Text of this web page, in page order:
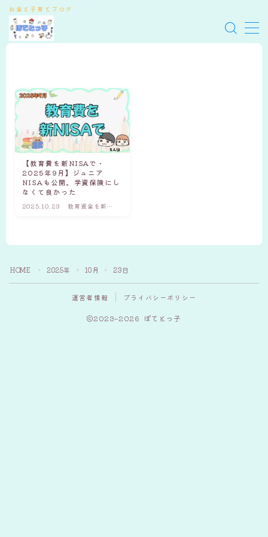
お金と子育てブログ
MENU
お問い合わせ
サイトマップ
【教育費を新NISAで・
2025年9月】ジュニア
NISAも公開。学資保険にし
なくて良かった
2025.10.23
教育資金を新
HOME ＞ 2025年 ＞ 10月 ＞ 23日
運営者情報 プライバシーポリシー
2023–2026 ぽてとっ子